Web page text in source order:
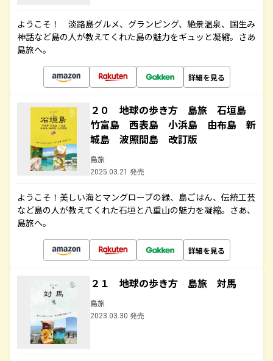
ようこそ！ 淡路島グルメ、グランピング、絶景温泉、国生み
神話など島の人が教えてくれた島の魅力をギュッと凝縮。さあ
島旅へ。
詳細を見る
２０ 地球の歩き方 島旅 石垣島
竹富島 西表島 小浜島 由布島 新
城島 波照間島 改訂版
島旅
2025.03.21 発売
ようこそ！美しい海とマングローブの緑、島ごはん、伝統工芸
など島の人が教えてくれた石垣と八重山の魅力を凝縮。さあ、
島旅へ。
詳細を見る
２１ 地球の歩き方 島旅 対馬
島旅
2023.03.30 発売